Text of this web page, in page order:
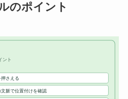
のポイント
ント
さえる
脈で位置付けを確認